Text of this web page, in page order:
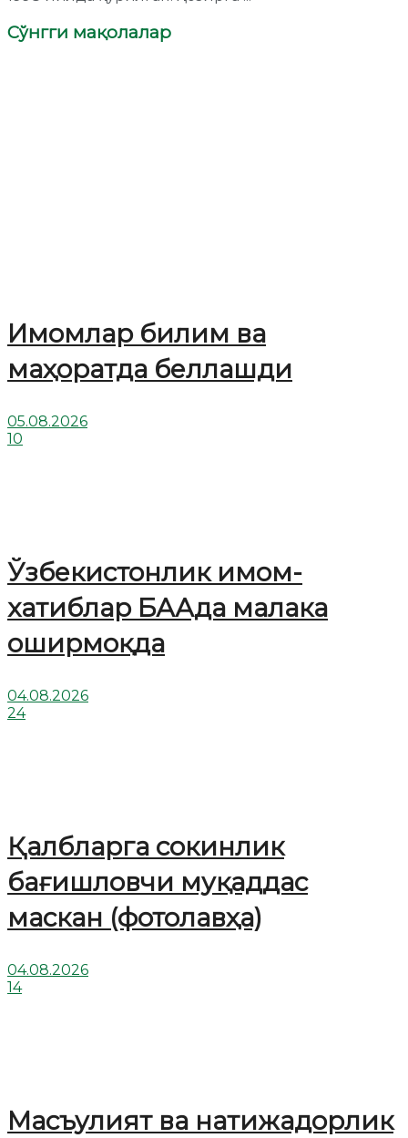
Сўнгги мақолалар
Имомлар билим ва
маҳоратда беллашди
05.08.2026
10
Ўзбекистонлик имом-
хатиблар БААда малака
оширмоқда
04.08.2026
24
Қалбларга сокинлик
бағишловчи муқаддас
маскан (фотолавҳа)
04.08.2026
14
Масъулият ва натижадорлик